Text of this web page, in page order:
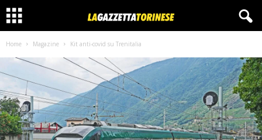
Home Magazine Kit anti-covid su Trenitalia